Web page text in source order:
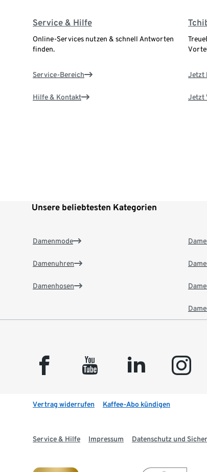
Service & Hilfe
Online-Services nutzen & schnell Antworten
finden.
Service-Bereich
Hilfe & Kontakt
Jetzt
Jetzt
Unsere beliebtesten Kategorien
Damenmode
Damenuhren
Damenhosen
facebook youtube linkedin instagram
Vertrag widerrufen Kaffee-Abo kündigen
Service & Hilfe Impressum Datenschutz und